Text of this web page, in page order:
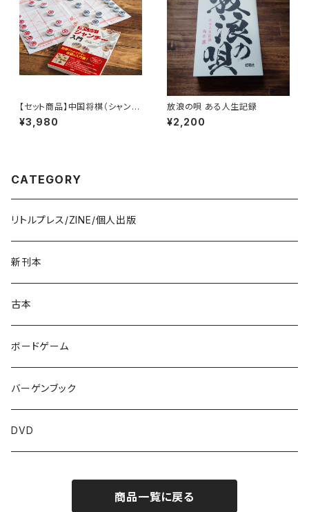
【セット商品】中国将棋（シャンチ
ー）+ 強くなる!シャンチー入門
¥3,980
放浪の唄 ある人生記録
¥2,200
CATEGORY
リトルプレス/ZINE/個人出版
新刊本
古本
ボードゲーム
バーゲンブック
DVD
商品一覧に戻る